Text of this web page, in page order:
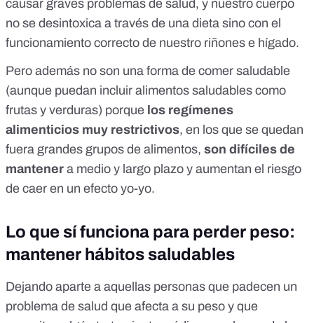
causar graves problemas de salud, y nuestro cuerpo
no se desintoxica a través de una dieta sino con el
funcionamiento correcto de nuestro riñones e hígado.
Pero además no son una forma de comer saludable
(aunque puedan incluir alimentos saludables como
frutas y verduras) porque los regímenes
alimenticios muy restrictivos, en los que se quedan
fuera grandes grupos de alimentos, son difíciles de
mantener a medio y largo plazo y aumentan el riesgo
de caer en un efecto yo-yo.
Lo que sí funciona para perder peso:
mantener hábitos saludables
Dejando aparte a aquellas personas que padecen un
problema de salud que afecta a su peso y que